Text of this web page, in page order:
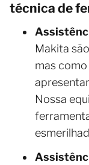
técnica de
Makita
mas
Nossa